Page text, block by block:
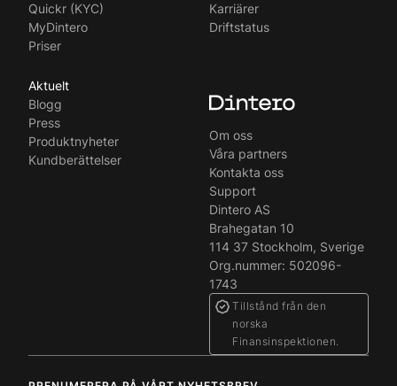
Quickr (KYC)
MyDintero
Priser
Karriärer
Driftstatus
Aktuelt
Blogg
Press
Produktnyheter
Kundberättelser
Om oss
Våra partners
Kontakta oss
Support
Dintero AS
Brahegatan 10
114 37 Stockholm, Sverige
Org.nummer: 502096-
1743
Tillstånd från den
norska
Finansinspektionen.